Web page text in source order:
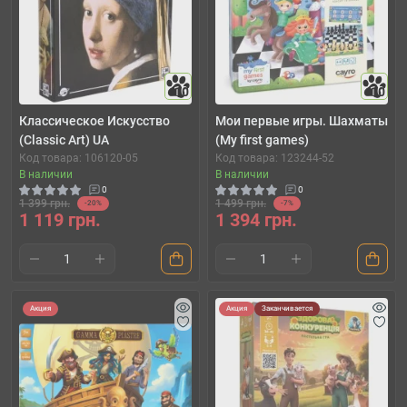
10
Классическое Искусство
(Classic Art) UA
Код товара: 106120-05
В наличии
0
1 399 грн. -20%
1 119 грн.
10
Мои первые игры. Шахматы
(My first games)
Код товара: 123244-52
В наличии
0
1 499 грн. -7%
1 394 грн.
Акция Акция Заканчивается